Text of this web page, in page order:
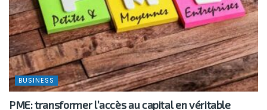
BUSINESS
PME: transformer l’accès au capital en véritable